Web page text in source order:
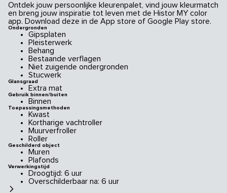
Ontdek jouw persoonlijke kleurenpalet, vind jouw kleurmatch
en breng jouw inspiratie tot leven met de Histor MY color
app. Download deze in de App store of Google Play store.
Ondergronden
Gipsplaten
Pleisterwerk
Behang
Bestaande verflagen
Niet zuigende ondergronden
Stucwerk
Glansgraad
Extra mat
Gebruik binnen/buiten
Binnen
Toepassingsmethoden
Kwast
Kortharige vachtroller
Muurverfroller
Roller
Geschilderd object
Muren
Plafonds
Verwerkingstijd
Droogtijd: 6 uur
Overschilderbaar na: 6 uur